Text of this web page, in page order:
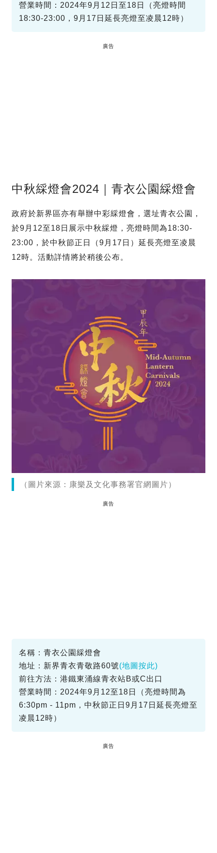
營業時間：2024年9月12日至18日（亮燈時間
18:30-23:00，9月17日延長亮燈至凌晨12時）
廣告
中秋綵燈會2024｜青衣公園綵燈會
政府於新界區亦有舉辦中彩綵燈會，選址青衣公園，
於9月12至18日展示中秋綵燈，亮燈時間為18:30-
23:00，於中秋節正日（9月17日）延長亮燈至凌晨
12時。活動詳情將於稍後公布。
（圖片來源：康樂及文化事務署官網圖片）
廣告
名稱：青衣公園綵燈會
地址：新界青衣青敬路60號(地圖按此)
前往方法：港鐵東涌線青衣站B或C出口
營業時間：2024年9月12至18日（亮燈時間為
6:30pm - 11pm，中秋節正日9月17日延長亮燈至
凌晨12時）
廣告